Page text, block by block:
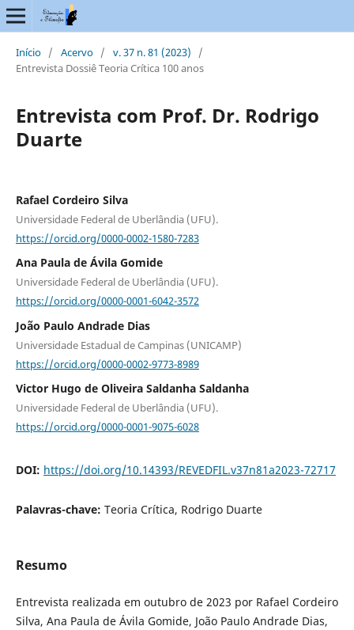
Início / Acervo / v. 37 n. 81 (2023)
/
Entrevista Dossiê Teoria Crítica 100 anos
Entrevista com Prof. Dr. Rodrigo
Duarte
Rafael Cordeiro Silva
Universidade Federal de Uberlândia (UFU).
https://orcid.org/0000-0002-1580-7283
Ana Paula de Ávila Gomide
Universidade Federal de Uberlândia (UFU).
https://orcid.org/0000-0001-6042-3572
João Paulo Andrade Dias
Universidade Estadual de Campinas (UNICAMP)
https://orcid.org/0000-0002-9773-8989
Victor Hugo de Oliveira Saldanha Saldanha
Universidade Federal de Uberlândia (UFU).
https://orcid.org/0000-0001-9075-6028
DOI: https://doi.org/10.14393/REVEDFIL.v37n81a2023-72717
Palavras-chave: Teoria Crítica, Rodrigo Duarte
Resumo
Entrevista realizada em outubro de 2023 por Rafael Cordeiro
Silva, Ana Paula de Ávila Gomide, João Paulo Andrade Dias,